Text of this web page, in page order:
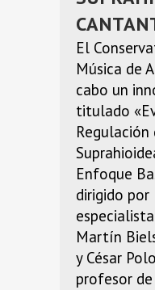
El
Música de
cabo un
titulado
Enfoque
dirigido
Martín
y César
profesor